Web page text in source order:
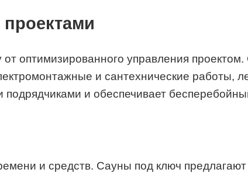
оптимизированного управления
и сантехнические работы,
подрядчиками и обеспечивает
и средств. Сауны под ключ